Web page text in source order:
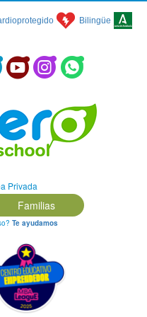
Bilingüe
Platero Green School
Privada
Familias
Te ayudamos